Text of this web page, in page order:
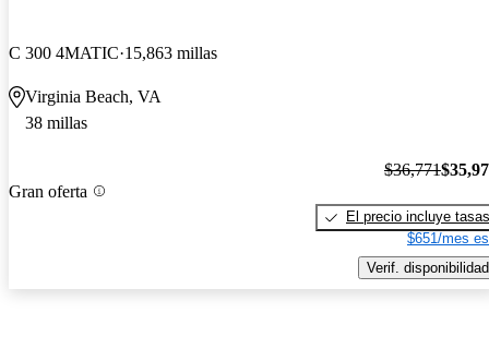
C 300 4MATIC 15,863 millas
Virginia Beach, VA
38 millas
Gran oferta
$36,771
El precio incluye tasas
$651/mes
Verif. disponibilidad